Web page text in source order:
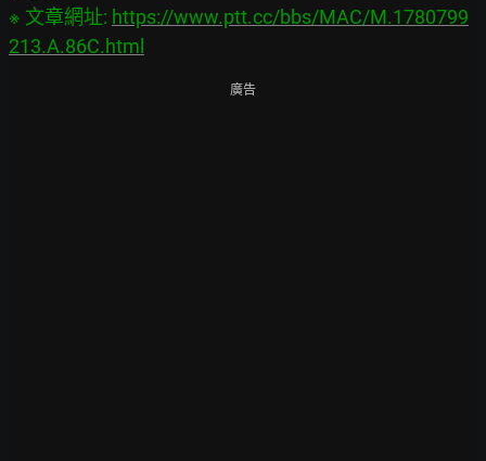
※ 文章網址: https://www.ptt.cc/bbs/MAC/M.1780799
213.A.86C.html
廣告